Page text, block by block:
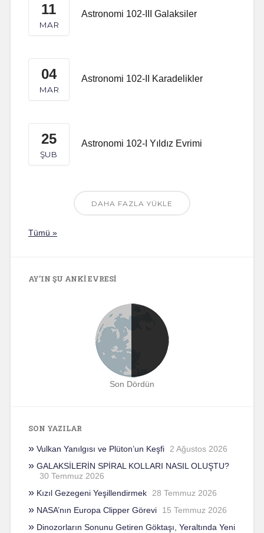
11
MAR
Astronomi 102-III Galaksiler
04
MAR
Astronomi 102-II Karadelikler
25
ŞUB
Astronomi 102-I Yıldız Evrimi
DAHA FAZLA YÜKLE
Tümü »
AY’IN ŞU ANKI EVRESI
Son Dördün
SON YAZILAR
Vulkan Yanılgısı ve Plüton’un Keşfi
2 Ağustos 2026
GALAKSİLERİN SPİRAL KOLLARI NASIL OLUŞTU?
30 Temmuz 2026
Kızıl Gezegeni Yeşillendirmek
28 Temmuz 2026
NASA’nın Europa Clipper Görevi
15 Temmuz 2026
Dinozorların Sonunu Getiren Göktaşı, Yeraltında Yeni